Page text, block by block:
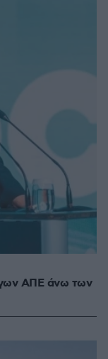
ΑΠΕ άνω των